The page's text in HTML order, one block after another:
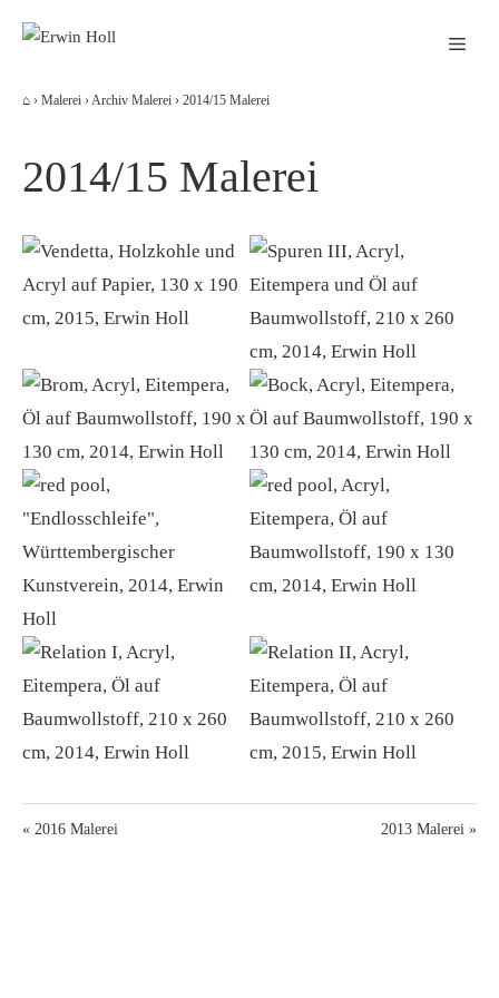
Inhalt
⌂ › Malerei ›Archiv Malerei › 2014/15 Malerei
2014/15 Malerei
« 2016 Malerei 2013 Malerei »